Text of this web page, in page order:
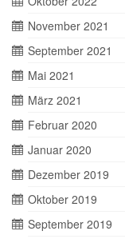
November 2021
September 2021
Mai 2021
März 2021
Februar 2020
Januar 2020
Dezember 2019
Oktober 2019
September 2019